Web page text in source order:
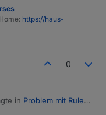
https://haus-
0
in Problem mit Rules